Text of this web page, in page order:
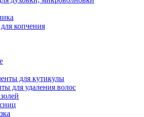
копчения
для кутикулы
для удаления волос